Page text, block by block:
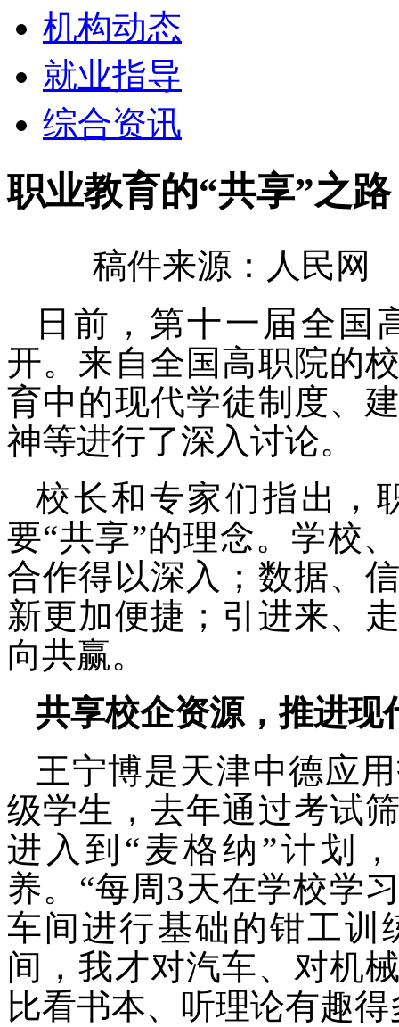
机构动态
就业指导
综合资讯
职业教育的“共享”之
稿件来源：人民
日前，第十一届全国
开。来自全国高职院的
育中的现代学徒制度、
神等进行了深入讨论。
校长和专家们指出，
要“共享”的理念。学校
合作得以深入；数据、
新更加便捷；引进来、
向共赢。
共享校企资源，推进现
王宁博是天津中德应
级学生，去年通过考试
进入到 “麦格纳”计划
养。“每周3天在学校学
车间进行基础的钳工训
间，我才对汽车、对机
比看书本、听理论有趣